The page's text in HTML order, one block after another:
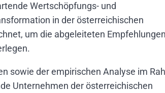
Wertschöpfungs- und
in der österreichischen
um die abgeleiteten
sowie der empirischen Analyse im
Unternehmen der österreichischen